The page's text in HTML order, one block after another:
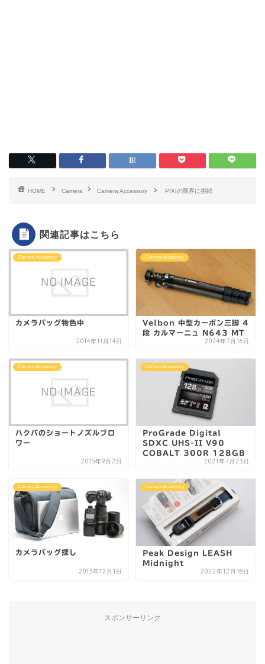
HOME Camera Camera Accessory PIXIの限界に挑戦
関連記事はこちら
Camera Accessory
カメラバッグ物色中
2014年11月14日
Camera Accessory
Velbon 中型カーボン三脚 4
段 カルマーニュ N643 MT
2024年7月16日
Camera Accessory
ハクバのショートノズルブロ
ワー
2015年9月2日
Camera Accessory
ProGrade Digital
SDXC UHS-II V90
COBALT 300R 128GB
2021年7月23日
Camera Accessory
カメラバッグ探し
2013年12月1日
Camera Accessory
Peak Design LEASH
Midnight
2022年12月18日
スポンサーリンク